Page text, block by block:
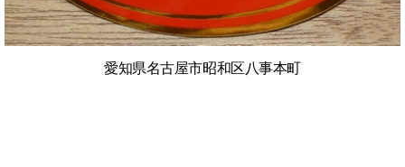
愛知県名古屋市昭和区八事本町